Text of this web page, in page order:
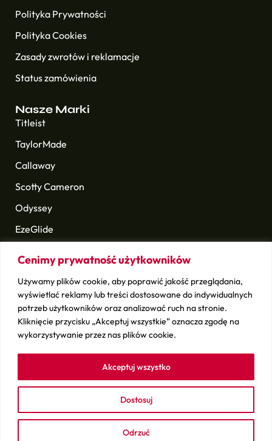
Cenimy prywatność użytkowników
Używamy plików cookie, aby poprawić jakość przeglądania,
wyświetlać reklamy lub treści dostosowane do indywidualnych
potrzeb użytkowników oraz analizować ruch na stronie.
Kliknięcie przycisku „Akceptuj wszystkie” oznacza zgodę na
wykorzystywanie przez nas plików cookie.
Dostosuj
Odrzuć
Akceptuj wszystko
Polityka Prywatności
Polityka Cookies
Zasady zwrotów i reklamacje
Status zamówienia
Nasze Marki
Titleist
TaylorMade
Callaway
Scotty Cameron
Odyssey
EzeGlide
i wiele innych
Sprawdź
Kontakt
Sprzedaj swój sprzęt
BSK Media
Group. All rights reserved.